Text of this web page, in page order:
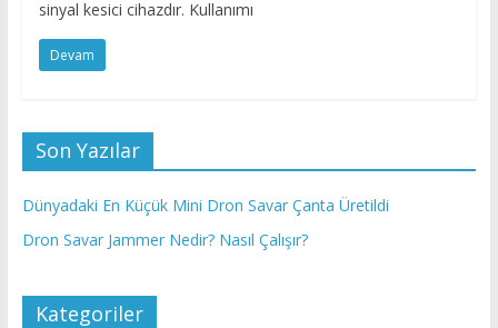
sinyal kesici cihazdır. Kullanımı
Devam
Son Yazılar
Dünyadaki En Küçük Mini Dron Savar Çanta Üretildi
Dron Savar Jammer Nedir? Nasıl Çalışır?
Kategoriler